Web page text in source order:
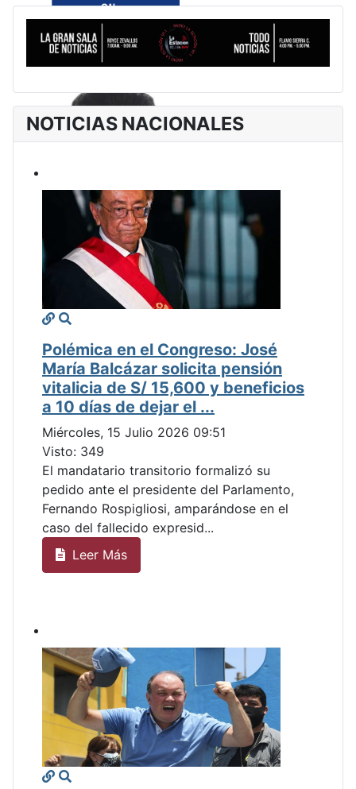
NOTICIAS NACIONALES
Polémica en el Congreso: José
María Balcázar solicita pensión
vitalicia de S/ 15,600 y beneficios
a 10 días de dejar el ...
Miércoles, 15 Julio 2026 09:51
Visto: 349
El mandatario transitorio formalizó su
pedido ante el presidente del Parlamento,
Fernando Rospigliosi, amparándose en el
caso del fallecido expresid...
Leer Más